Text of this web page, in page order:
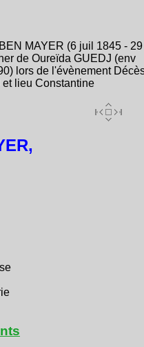
MAYER (6 juil 1845 - 29
de Oureïda GUEDJ (env
lors de l'évènement
lieu Constantine